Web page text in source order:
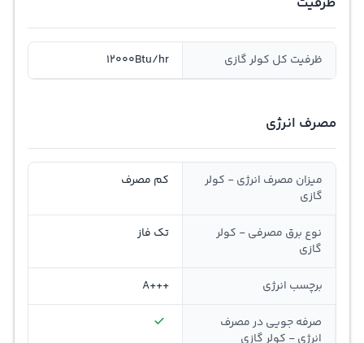
ظرفیت کل کولر گازی 12000Btu/hr
مصرف انرژی
میزان مصرف انرژی - کولر
گازی
کم مصرف
نوع برق مصرفی - کولر
گازی
تک فاز
برچسب انرژی +++A
صرفه جویی در مصرف
انرژی - کولر گازی